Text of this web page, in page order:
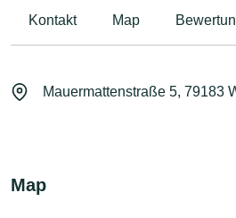
Kontakt Map
Mauermattenstraße 5, 79183
Map